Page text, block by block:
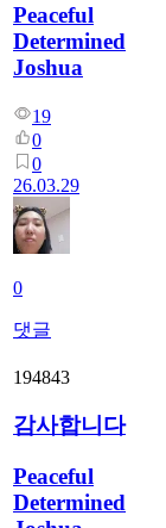
Peaceful
Determined
Joshua
19
0
0
26.03.29
0
댓글
194843
감사합니다
Peaceful
Determined